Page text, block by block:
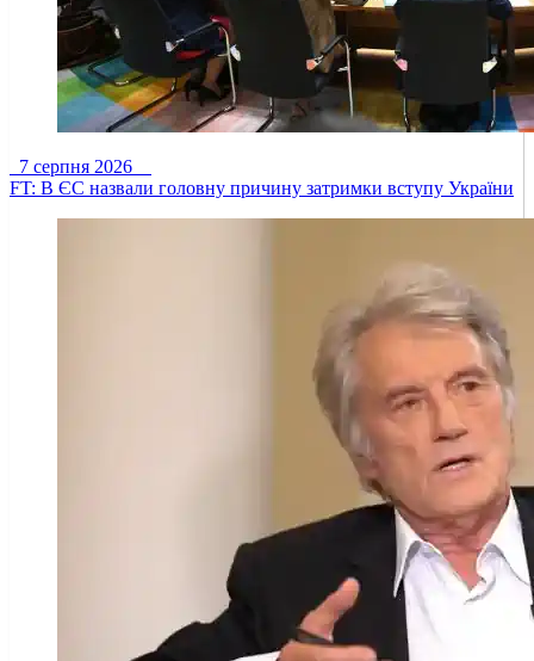
7 серпня 2026
FT: В ЄС назвали головну причину затримки вступу України